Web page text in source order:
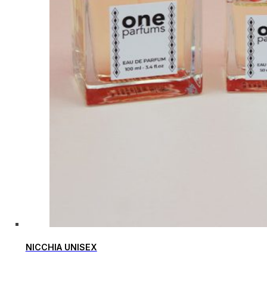
NICCHIA UNISEX